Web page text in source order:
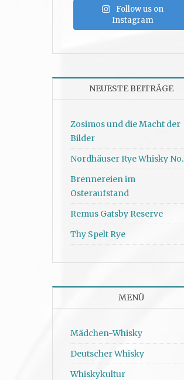
Follow us on
Instagram
NEUESTE BEITRÄGE
Zosimos und die Macht der
Bilder
Nordhäuser Rye Whisky
Brennereien im
Osteraufstand
Remus Gatsby Reserve
Thy Spelt Rye
MENÜ
Mädchen-Whisky
Deutscher Whisky
Whiskykultur